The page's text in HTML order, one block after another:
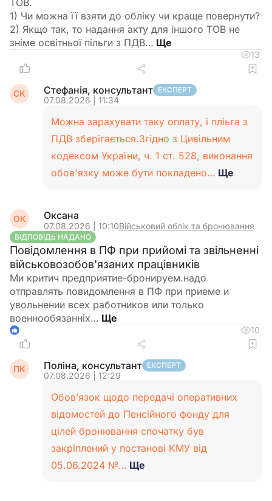
ТОВ.
1) Чи можна її взяти до обліку чи краще повернути?
2) Якщо так, то надання акту для іншого ТОВ не
зніме освітньої пільги з ПДВ…
13
СК Стефанія, консультант ЕКСПЕРТ
07.08.2026 | 11:34
Можна зарахувати таку оплату, і пліьга з
ПДВ зберігається.Згідно з Цивільним
кодексом України, ч. 1 ст. 528, виконання
обов'язку може бути покладено… Ще
ОК Оксана
07.08.2026 | 10:10Військовий облік та бронювання
ВІДПОВІДЬ НАДАНО
Повідомлення в ПФ при прийомі та звільненні
військовозобов'язаних працівників
Ми критич предприятие-бронируем.надо
отправлять повидомлення в ПФ при приеме и
увольнении всех работников или только
военнообязанніх…
1 10
ПК Поліна, консультант ЕКСПЕРТ
07.08.2026 | 12:29
Обов’язок щодо передачі оперативних
відомостей до Пенсійного фонду для
цілей бронювання спочатку був
закріплений у постанові КМУ від
05.06.2024 №… Ще